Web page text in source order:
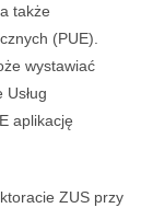
także
(PUE).
wystawiać
aplikację
ZUS przy